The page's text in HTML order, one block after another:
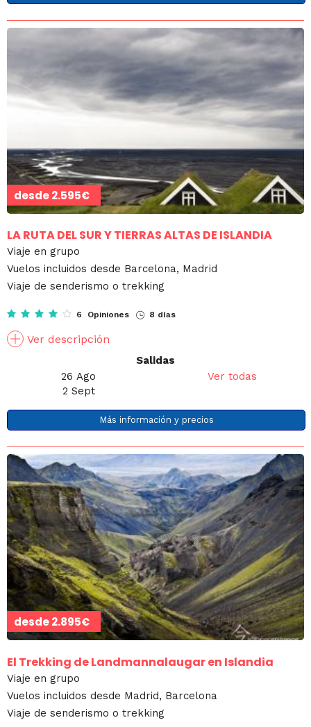
desde2.595€
LA RUTA DEL SUR Y TIERRAS ALTAS DE ISLANDIA
Viaje en grupo
Vuelos incluidos desde Barcelona, Madrid
Viaje de senderismo o trekking
6 Opiniones 8 días
Ver descripción
Salidas
26 Ago
2 Sept
Ver todas
Más información y precios
desde2.895€
El Trekking de Landmannalaugar en Islandia
Viaje en grupo
Vuelos incluidos desde Madrid, Barcelona
Viaje de senderismo o trekking